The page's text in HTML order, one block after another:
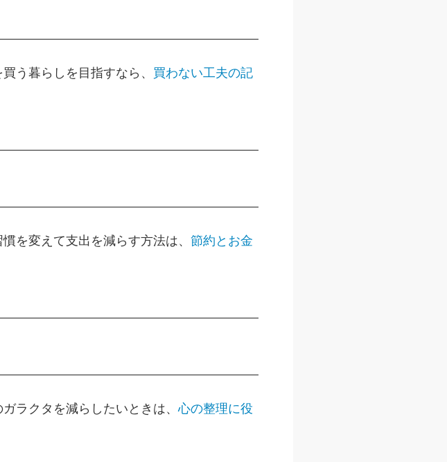
う暮らしを目指すなら、 買わない工夫の記
を変えて支出を減らす方法は、 節約とお金
ラクタを減らしたいときは、心の整理に役